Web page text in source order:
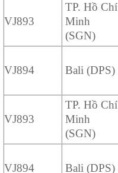
VJ893
TP. Hồ Chí
Minh
(SGN)
VJ894 Bali (DPS)
VJ893
TP. Hồ Chí
Minh
(SGN)
VJ894 Bali (DPS)